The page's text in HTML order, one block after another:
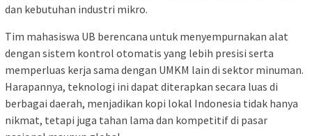
dan kebutuhan industri mikro.
Tim mahasiswa UB berencana untuk menyempurnakan alat
dengan sistem kontrol otomatis yang lebih presisi serta
memperluas kerja sama dengan UMKM lain di sektor minuman.
Harapannya, teknologi ini dapat diterapkan secara luas di
berbagai daerah, menjadikan kopi lokal Indonesia tidak hanya
nikmat, tetapi juga tahan lama dan kompetitif di pasar